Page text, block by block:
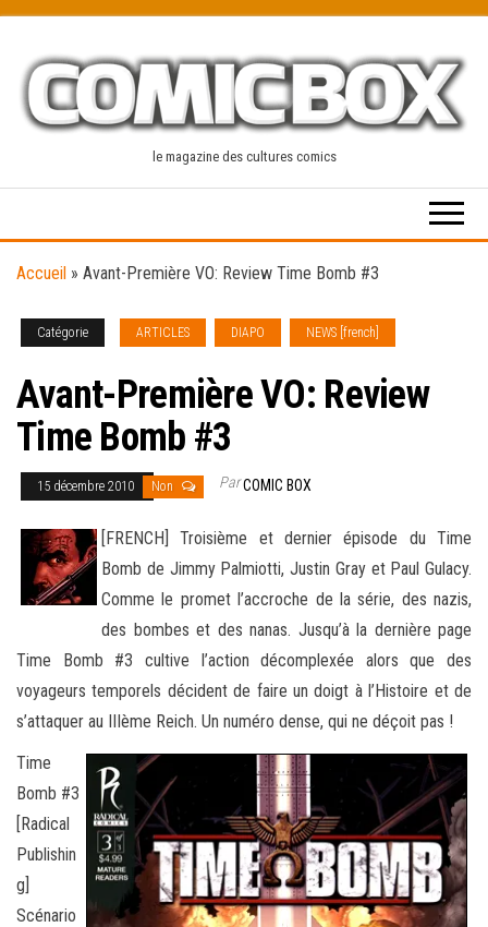
content
le magazine des cultures comics
Accueil » Avant-Première VO: Review Time Bomb #3
Catégorie ARTICLES DIAPO NEWS [french]
Avant-Première VO: Review
Time Bomb #3
15 décembre 2010 Non ParCOMIC BOX
[FRENCH] Troisième et dernier épisode du Time
Bomb de Jimmy Palmiotti, Justin Gray et Paul Gulacy.
Comme le promet l’accroche de la série, des nazis,
des bombes et des nanas. Jusqu’à la dernière page
Time Bomb #3 cultive l’action décomplexée alors que des
voyageurs temporels décident de faire un doigt à l’Histoire et de
s’attaquer au IIIème Reich. Un numéro dense, qui ne déçoit pas !
Time
Bomb #3
[Radical
Publishin
g]
Scénario